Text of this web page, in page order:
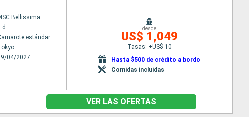
Bellissima
d
estándar
04/2027
desde
US$ 1,049
Tasas: +US$ 10
Hasta $500 de crédito a bordo
Comidas incluidas
VER LAS OFERTAS